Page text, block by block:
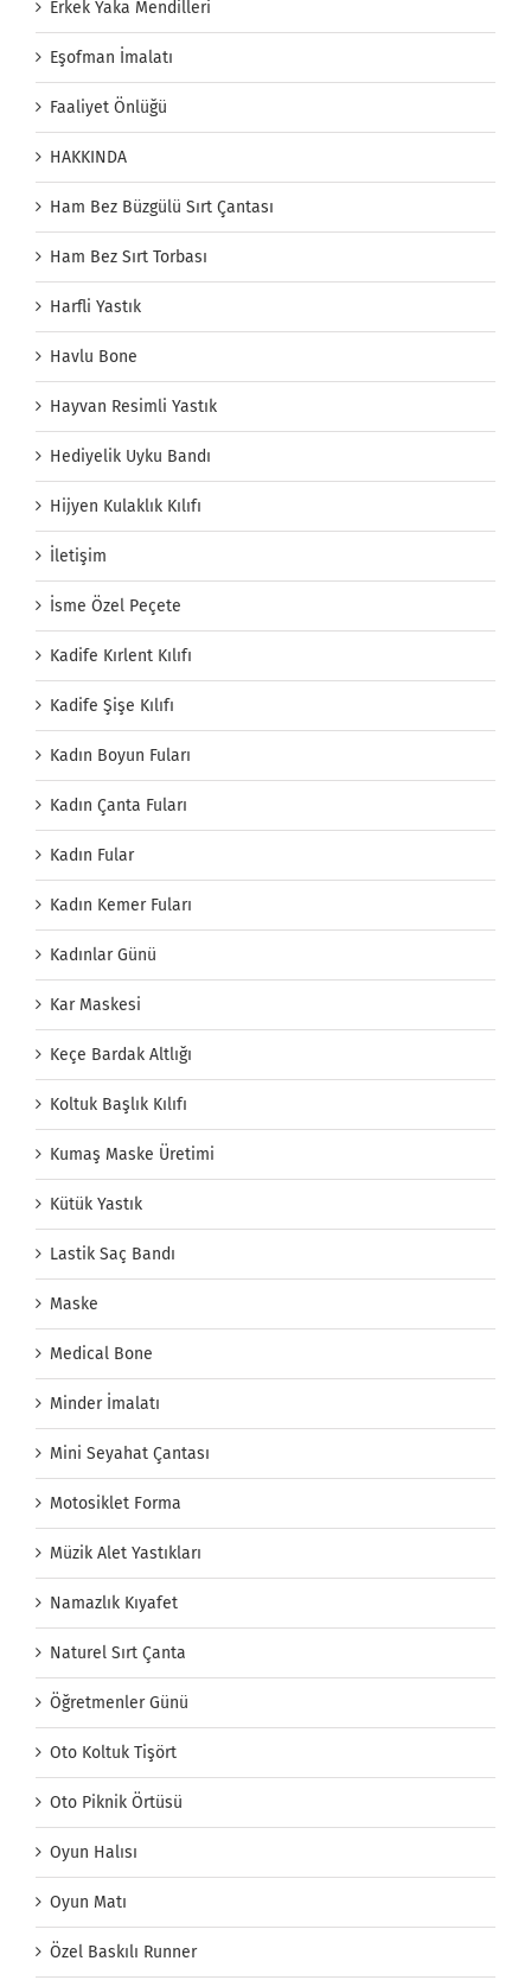
Erkek Yaka Mendilleri
Eşofman İmalatı
Faaliyet Önlüğü
HAKKINDA
Ham Bez Büzgülü Sırt Çantası
Ham Bez Sırt Torbası
Harfli Yastık
Havlu Bone
Hayvan Resimli Yastık
Hediyelik Uyku Bandı
Hijyen Kulaklık Kılıfı
İletişim
İsme Özel Peçete
Kadife Kırlent Kılıfı
Kadife Şişe Kılıfı
Kadın Boyun Fuları
Kadın Çanta Fuları
Kadın Fular
Kadın Kemer Fuları
Kadınlar Günü
Kar Maskesi
Keçe Bardak Altlığı
Koltuk Başlık Kılıfı
Kumaş Maske Üretimi
Kütük Yastık
Lastik Saç Bandı
Maske
Medical Bone
Minder İmalatı
Mini Seyahat Çantası
Motosiklet Forma
Müzik Alet Yastıkları
Namazlık Kıyafet
Naturel Sırt Çanta
Öğretmenler Günü
Oto Koltuk Tişört
Oto Piknik Örtüsü
Oyun Halısı
Oyun Matı
Özel Baskılı Runner